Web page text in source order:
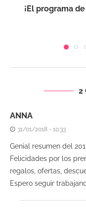
¡El programa
2
ANNA
31/01/2018 - 10:33
Genial resumen del
Felicidades por los
regalos, ofertas,
Espero seguir